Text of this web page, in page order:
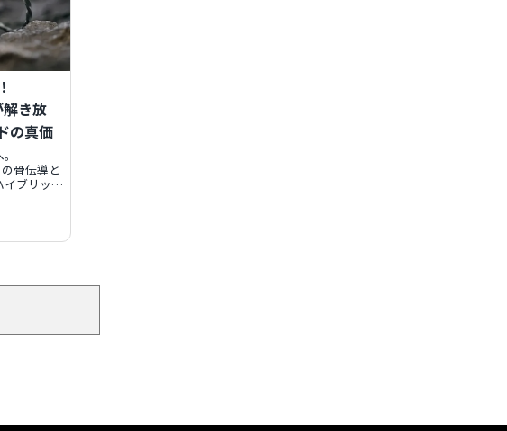
き放
の真価
骨伝導と
イブリッド
カルの息
レスで純粋
Makuake